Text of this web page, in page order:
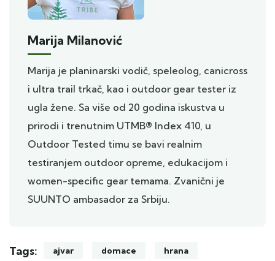
Marija Milanović
Marija je planinarski vodič, speleolog, canicross
i ultra trail trkač, kao i outdoor gear tester iz
ugla žene. Sa više od 20 godina iskustva u
prirodi i trenutnim UTMB® Index 410, u
Outdoor Tested timu se bavi realnim
testiranjem outdoor opreme, edukacijom i
women-specific gear temama. Zvanični je
SUUNTO ambasador za Srbiju.
Tags: ajvar domace hrana